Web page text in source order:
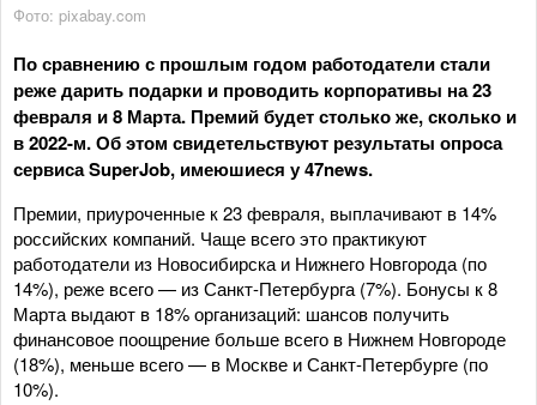
Фото: pixabay.com
По сравнению с прошлым годом работодатели стали
реже дарить подарки и проводить корпоративы на 23
февраля и 8 Марта. Премий будет столько же, сколько и
в 2022-м. Об этом свидетельствуют результаты опроса
сервиса SuperJob, имеюшиеся у 47news.
Премии, приуроченные к 23 февраля, выплачивают в 14%
российских компаний. Чаще всего это практикуют
работодатели из Новосибирска и Нижнего Новгорода (по
14%), реже всего — из Санкт-Петербурга (7%). Бонусы к 8
Марта выдают в 18% организаций: шансов получить
финансовое поощрение больше всего в Нижнем Новгороде
(18%), меньше всего — в Москве и Санкт-Петербурге (по
10%).